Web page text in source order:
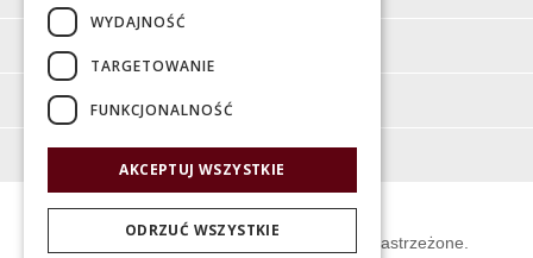
Moje konto
O firmie
© Świat Łazienek XXI w. Wszelkie prawa zastrzeżone.
WYDAJNOŚĆ
TARGETOWANIE
FUNKCJONALNOŚĆ
AKCEPTUJ WSZYSTKIE
ODRZUĆ WSZYSTKIE